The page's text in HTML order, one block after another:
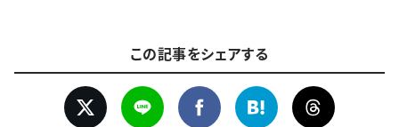
この記事をシェアする